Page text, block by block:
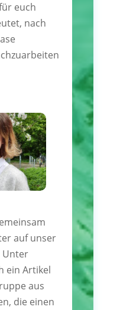
euch
nach
auf unser
Unter
ein Artikel
aus
die einen